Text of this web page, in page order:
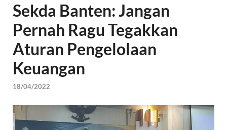
Sekda Banten: Jangan
Pernah Ragu Tegakkan
Aturan Pengelolaan
Keuangan
18/04/2022